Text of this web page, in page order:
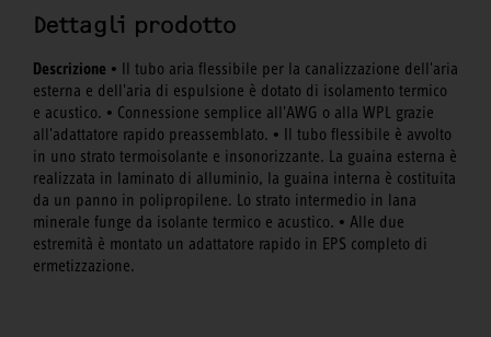
Dettagli prodotto
Descrizione •
Il tubo aria flessibile per la canalizzazione dell'aria
esterna e dell'aria di espulsione è dotato di isolamento termico
e acustico. • Connessione semplice all'AWG o alla WPL grazie
all'adattatore rapido preassemblato. •
Il tubo flessibile è avvolto
in uno strato termoisolante e insonorizzante. La guaina esterna è
realizzata in laminato di alluminio, la guaina interna è costituita
da un panno in polipropilene. Lo strato intermedio in lana
minerale funge da isolante termico e acustico. • Alle due
estremità è montato un adattatore rapido in EPS completo di
ermetizzazione.